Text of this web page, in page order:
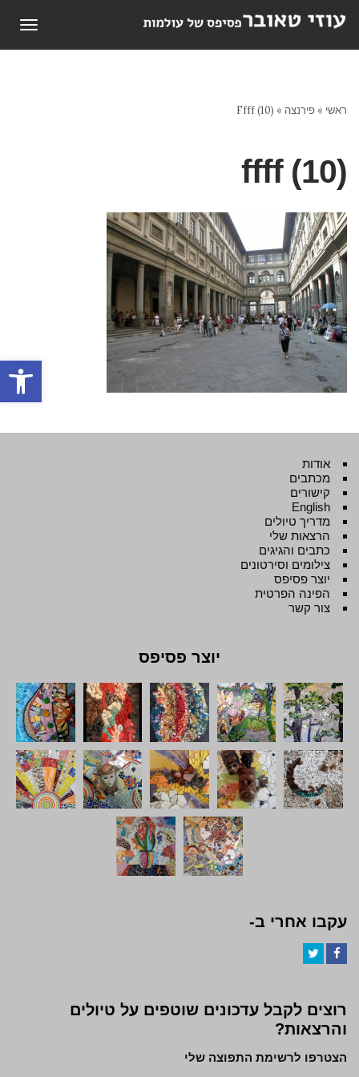
פתח
ראשי »פירנצה »
Ffff (10)
ffff (10)
אודות
מכתבים
קישורים
English
מדריך טיולים
הרצאות שלי
כתבים והגיגים
צילומים וסירטונים
יוצר פסיפס
הפינה הפרטית
צור קשר
יוצר פסיפס
עקבו אחרי ב-
רוצים לקבל עדכונים שוטפים על טיולים
והרצאות?
הצטרפו לרשימת התפוצה שלי